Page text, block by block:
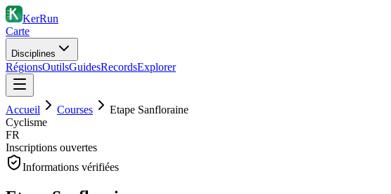
KerRun
Carte
Disciplines
RégionsOutilsGuidesRecordsExplorer
Accueil Courses
Etape Sanfloraine
Cyclisme
FR
Inscriptions ouvertes
Informations vérifiées